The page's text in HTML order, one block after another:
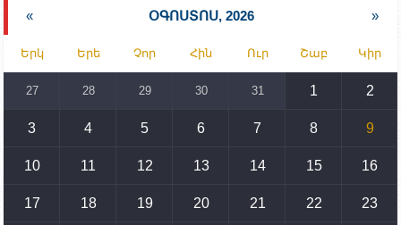
նախարարության հոգածության ներքո
Իրանը կողմ է տարածաշրջանի համար շահավետ
տրանսպորտային հաղորդակցությունների
զարգացմանը, սակայն ոչ՝ միջազգային
սահմանների փոփոխությանը
15:10 02.10.2023
սպառնալիքները կասեցնելու համար. իսպանացի
պատգամավորը Գորիսում է
14:54 02.10.2023
« ՕԳՈՍՏՈՍ, 2026 »
Երկ Երե Չոր Հին Ուր Շաբ Կիր
27 28 29 30 31 1 2
3 4 5 6 7 8 9
10 11 12 13 14 15 16
17 18 19 20 21 22 23